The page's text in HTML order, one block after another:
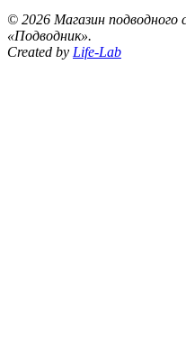
© 2026 Магазин
«Подводник».
Created by Life-Lab